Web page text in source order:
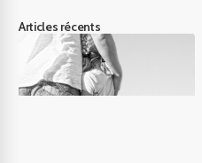
Articles récents